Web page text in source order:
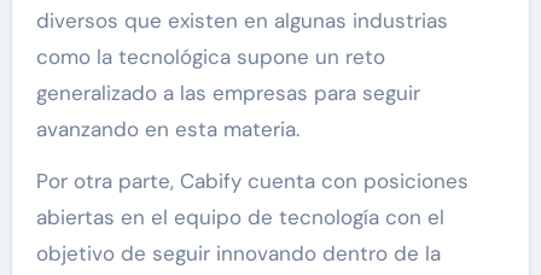
diversos que existen en algunas industrias
como la tecnológica supone un reto
generalizado a las empresas para seguir
avanzando en esta materia.
Por otra parte, Cabify cuenta con posiciones
abiertas en el equipo de tecnología con el
objetivo de seguir innovando dentro de la